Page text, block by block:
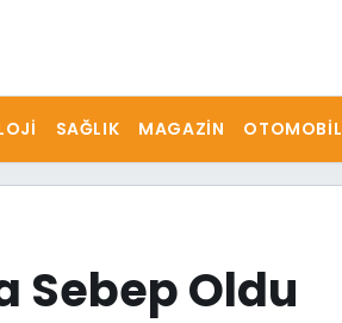
SAĞLIK MAGAZIN OTOMOBIL
Sebep Oldu